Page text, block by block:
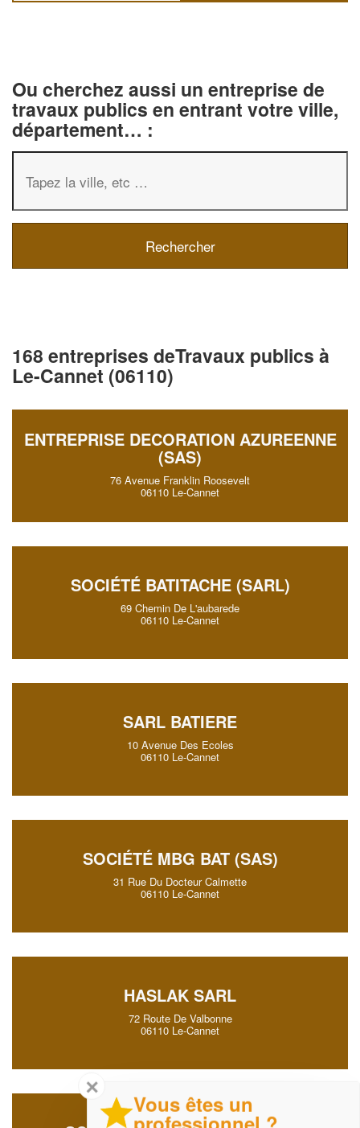
Ou cherchez aussi un entreprise de
travaux publics en entrant votre ville,
département… :
168 entreprises deTravaux publics à
Le-Cannet (06110)
ENTREPRISE DECORATION AZUREENNE
(SAS)
76 Avenue Franklin Roosevelt
06110 Le-Cannet
SOCIÉTÉ BATITACHE (SARL)
69 Chemin De L'aubarede
06110 Le-Cannet
SARL BATIERE
10 Avenue Des Ecoles
06110 Le-Cannet
SOCIÉTÉ MBG BAT (SAS)
31 Rue Du Docteur Calmette
06110 Le-Cannet
HASLAK SARL
72 Route De Valbonne
06110 Le-Cannet
✕
Vous êtes un